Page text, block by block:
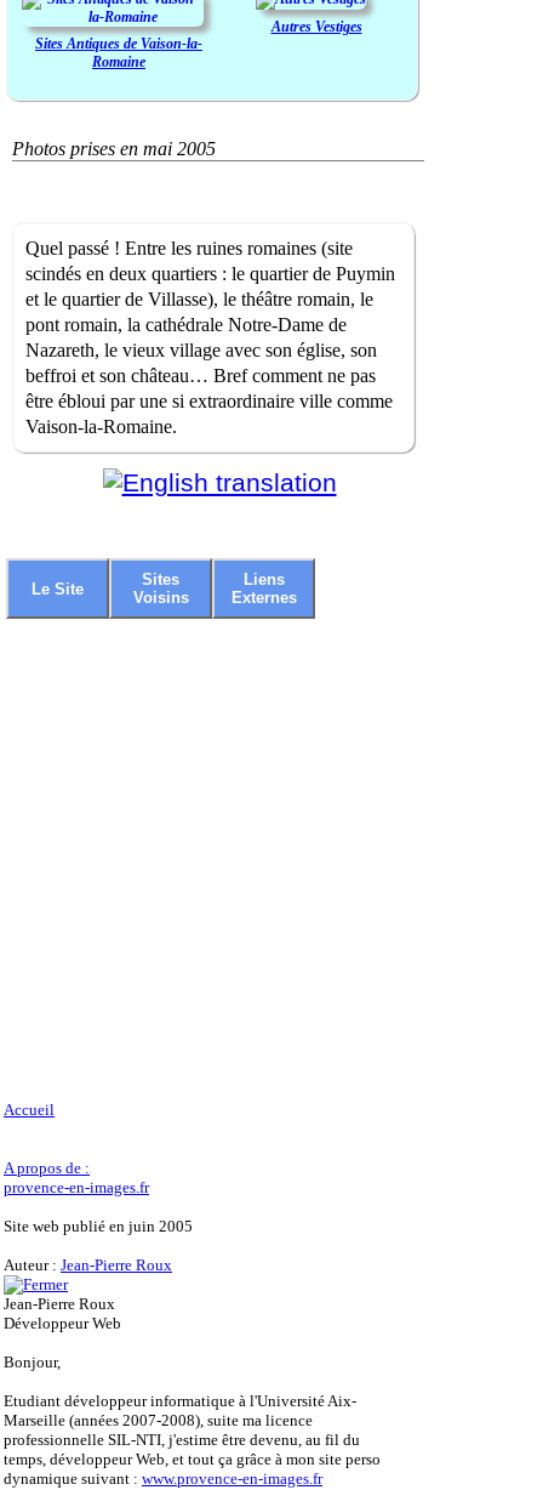
Sites Antiques de Vaison-la-
Romaine
Autres Vestiges
Photos prises en mai 2005
Quel passé ! Entre les ruines romaines (site
scindés en deux quartiers : le quartier de Puymin
et le quartier de Villasse), le théâtre romain, le
pont romain, la cathédrale Notre-Dame de
Nazareth, le vieux village avec son église, son
beffroi et son château… Bref comment ne pas
être ébloui par une si extraordinaire ville comme
Vaison-la-Romaine.
Le Site
Sites
Voisins
Liens
Externes
Accueil
A propos de :
provence-en-images.fr
Site web publié en juin 2005
Auteur : Jean-Pierre Roux
Jean-Pierre Roux
Développeur Web
Bonjour,
Etudiant développeur informatique à l'Université Aix-
Marseille (années 2007-2008), suite ma licence
professionnelle SIL-NTI, j'estime être devenu, au fil du
temps, développeur Web, et tout ça grâce à mon site perso
dynamique suivant : www.provence-en-images.fr